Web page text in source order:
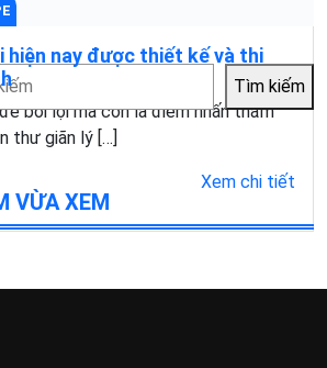
hiện nay được thiết kế và thi
bơi lội mà còn là điểm nhấn thẩm
thư giãn lý […]
Xem chi tiết
Tìm kiếm
VỪA XEM